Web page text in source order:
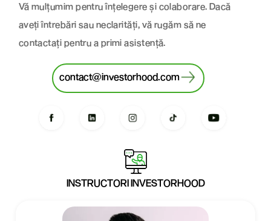
Vă mulțumim pentru înțelegere și colaborare. Dacă
aveți întrebări sau neclarități, vă rugăm să ne
contactați pentru a primi asistență.
contact@investorhood.com
INSTRUCTORI INVESTORHOOD